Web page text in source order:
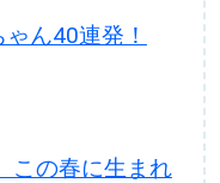
ん40連発！
この春に生まれ